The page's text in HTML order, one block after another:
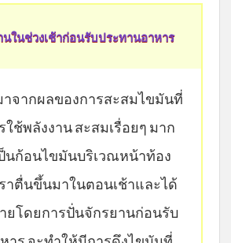
ในช่วงเช้าก่อนรับประทานอาหาร
าจากผลของการสะสมไขมันที่
ใช้พลังงาน สะสมเรื่อยๆ มาก
นก้อนไขมันบริเวณหน้าท้อง
าตื่นขึ้นมาในตอนเช้าและได้
ยโดยการปั่นจักรยานก่อนรับ